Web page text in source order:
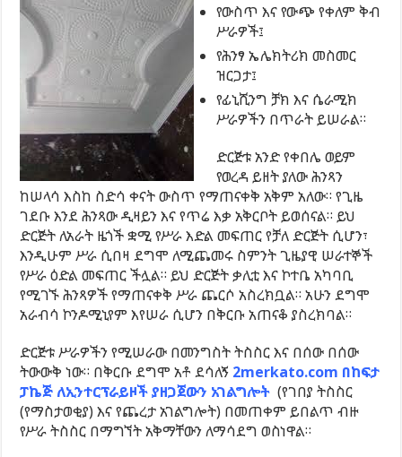
የውስጥ እና የውጭ የቀለም ቅብ
ሥራዎች፤
የሕንፃ ኤሌክትሪክ መስመር
ዝርጋታ፤
የፊኒሺንግ ቻክ እና ሴራሚክ
ሥራዎችን በጥራት ይሠራል።
ድርጅቱ አንድ የቀበሌ ወይም
የወረዳ ይዘት ያለው ሕንጻን
ከሠላሳ እስከ ስድሳ ቀናት ውስጥ የማጠናቀቅ አቅም አለው። የጊዜ
ገደቡ እንደ ሕንጻው ዲዛይን እና የጥሬ እቃ አቅርቦት ይወሰናል። ይህ
ድርጅት ለአራት ዜጎች ቋሚ የሥራ እድል መፍጠር የቻለ ድርጅት ሲሆን፣
እንዲሁም ሥራ ሲበዛ ደግሞ ለሚጨመሩ ስምንት ጊዜያዊ ሠራተኞች
የሥራ ዕድል መፍጠር ችሏል። ይህ ድርጅት ቃሊቲ እና ኮተቤ አካባቢ
የሚገኙ ሕንጻዎች የማጠናቀቅ ሥራ ጨርሶ አስረክቧል። አሁን ደግሞ
አራብሳ ኮንዶሚኒየም እየሠራ ሲሆን በቅርቡ አጠናቆ ያስረክባል።
ድርጅቱ ሥራዎችን የሚሠራው በመንግስት ትስስር እና በሰው በሰው
ትውውቅ ነው። በቅርቡ ደግሞ አቶ ደሳለኝ 2merkato.com በከፍታ
ፓኬጅ ለኢንተርፕራይዞች ያዘጋጀውን አገልግሎት (የገበያ ትስስር
(የማስታወቂያ) እና የጨረታ አገልግሎት) በመጠቀም ይበልጥ ብዙ
የሥራ ትስስር በማግኘት አቅማቸውን ለማሳደግ ወስነዋል።